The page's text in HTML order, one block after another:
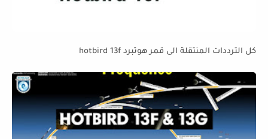
كل الترددات المنتقلة الى قمر هوتبرد hotbird 13f